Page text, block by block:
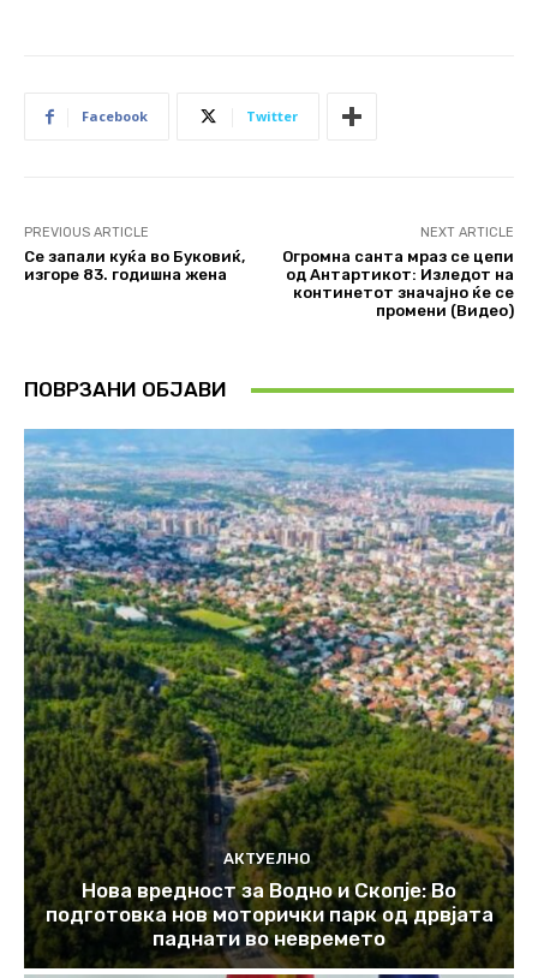
Facebook Twitter
PREVIOUS ARTICLE
Се запали куќа во Буковиќ,
изгоре 83. годишна жена
NEXT ARTICLE
Огромна санта мраз се цепи
од Антартикот: Изледот на
континетот значајно ќе се
промени (Видео)
ПОВРЗАНИ ОБЈАВИ
АКТУЕЛНО
Нова вредност за Водно и Скопје: Во
подготовка нов моторички парк од дрвјата
паднати во невремето